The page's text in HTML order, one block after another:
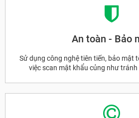
An toàn - Bảo
Sử dụng công nghệ tiên tiến, bảo mật
việc scan mật khẩu củng như